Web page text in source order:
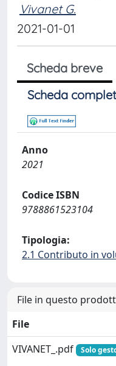
Vivanet G.
2021-01-01
Scheda breve
Scheda
Anno
2021
Codice ISBN
9788861523104
Tipologia:
2.1 Contributo in
File in questo
File
VIVANET_.pdf
Solo